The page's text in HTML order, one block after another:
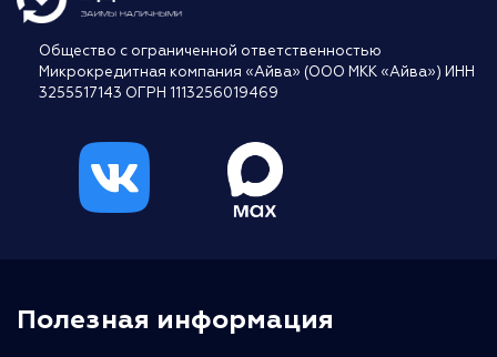
Общество с ограниченной ответственностью
Микрокредитная компания «Айва» (ООО МКК «Айва») ИНН
3255517143 ОГРН 1113256019469
Полезная информация